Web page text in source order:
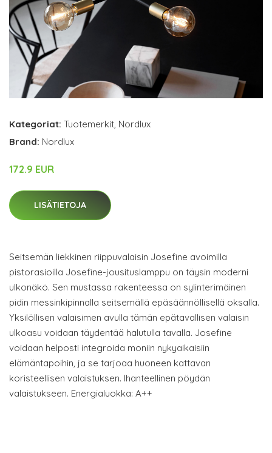
Kategoriat: Tuotemerkit, Nordlux
Brand: Nordlux
172.9 EUR
LISÄTIETOJA
Seitsemän liekkinen riippuvalaisin Josefine avoimilla
pistorasioilla Josefine-jousituslamppu on täysin moderni
ulkonäkö. Sen mustassa rakenteessa on sylinterimäinen
pidin messinkipinnalla seitsemällä epäsäännöllisellä oksalla.
Yksilöllisen valaisimen avulla tämän epätavallisen valaisin
ulkoasu voidaan täydentää halutulla tavalla. Josefine
voidaan helposti integroida moniin nykyaikaisiin
elämäntapoihin, ja se tarjoaa huoneen kattavan
koristeellisen valaistuksen. Ihanteellinen pöydän
valaistukseen. Energialuokka: A++